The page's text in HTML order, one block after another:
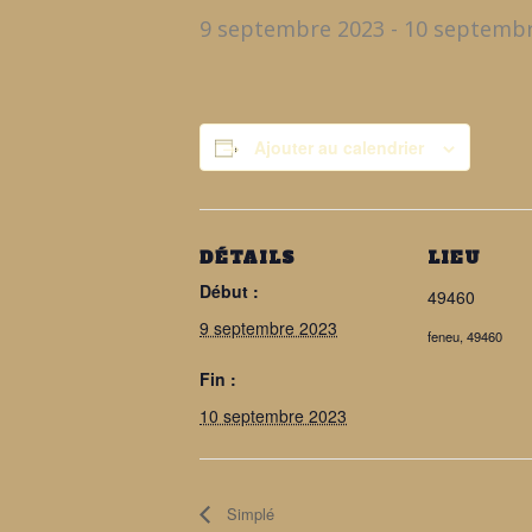
9 septembre 2023 - 10
Ajouter au calendrier
DÉTAILS
Début :
9 septembre 2023
Fin :
10 septembre 2023
LIEU
49460
feneu, 49460
Simplé